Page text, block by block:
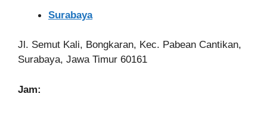
Surabaya
Jl. Semut Kali, Bongkaran, Kec. Pabean Cantikan,
Surabaya, Jawa Timur 60161
Jam: